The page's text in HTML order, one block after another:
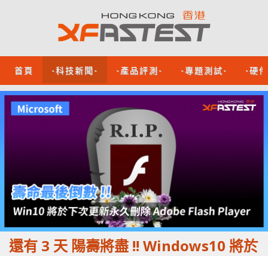
首頁 -科技新聞- -產品評測- -專題測試- -硬
還有 3 天 陽壽將盡 !! Windows10 將於